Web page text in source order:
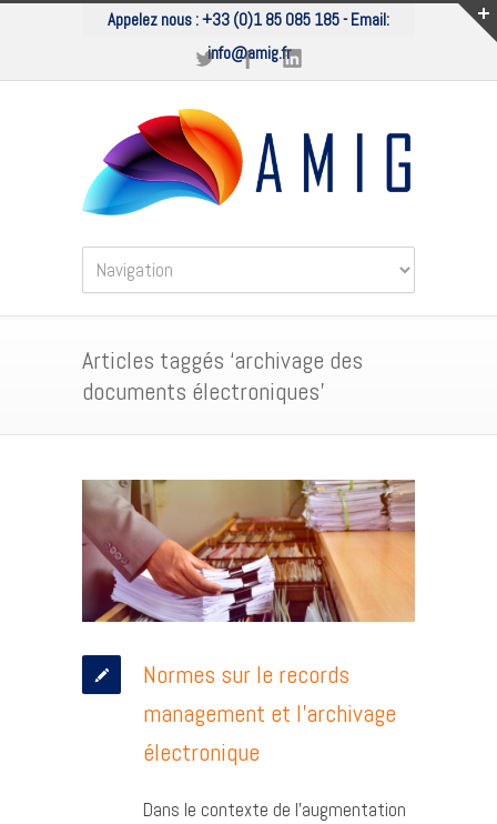
Appelez nous :+33 (0)1 85 085 185- Email:
info@amig.fr
Articles taggés ‘archivage des
documents électroniques’
Normes sur le records
management et l’archivage
électronique
Dans le contexte de l’augmentation